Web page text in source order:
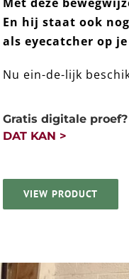
En hij staat ook
als eyecatcher op
Nu ein-de-lijk
Gratis digitale proef?
DAT KAN >
VIEW PRODUCT